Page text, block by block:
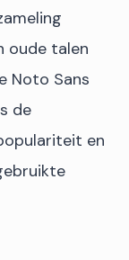
oude talen
Noto Sans
de
en